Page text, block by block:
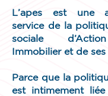
L’apes est une
service de la
sociale
Immobilier et de ses
Parce que la
est intimement